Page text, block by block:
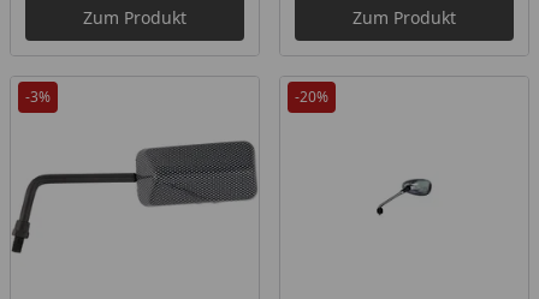
Zum Produkt Zum Produkt
-3% -20%